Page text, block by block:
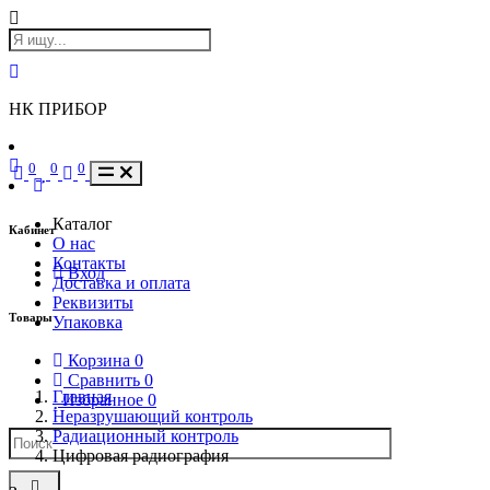
НК ПРИБОР
Кабинет
Вход
Товары
Корзина 0
Сравнить 0
Избранное 0
0 0 0
Каталог
О нас
Контакты
Доставка и оплата
Реквизиты
Упаковка
Главная
Неразрушающий контроль
Радиационный контроль
Цифровая радиография